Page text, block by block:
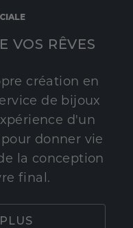
VOS RÊVES
création en
de bijoux
d'un
donner vie
la conception
final.